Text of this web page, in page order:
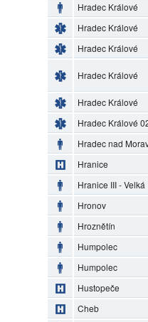
Hradec Králové
Hradec Králové
Hradec Králové
Hradec Králové
Hradec Králové
Hradec Králové
Hradec nad
Hranice
Hranice III - Velká
Hronov
Hroznětín
Humpolec
Humpolec
Hustopeče
Cheb